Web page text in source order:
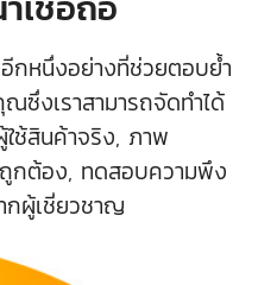
กหนึ่งอย่างที่ช่วยตอบย้ำ
ซึ่งเราสามารถจัดทำได้
ใช้สินค้าจริง, ภาพ
กต้อง, ทดสอบความพึง
กผู้เชี่ยวชาญ